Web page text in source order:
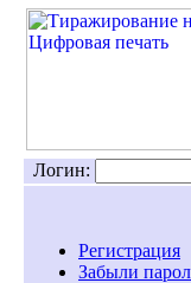
Логин:
Регистрация
Забыли